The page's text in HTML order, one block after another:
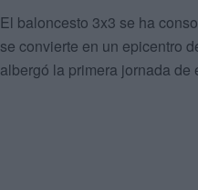
El baloncesto 3x3 se ha
se convierte en un epicentro
albergó la primera jornada